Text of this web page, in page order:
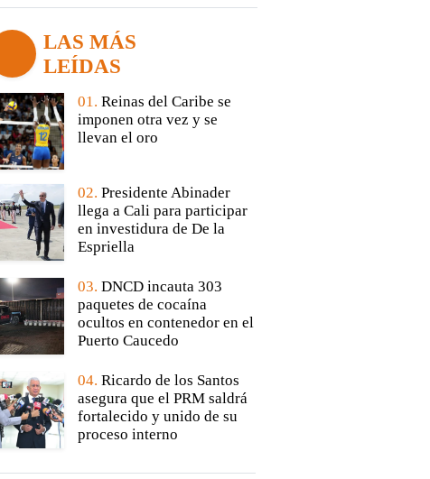
LAS MÁS
LEÍDAS
01. Reinas del Caribe se
imponen otra vez y se
llevan el oro
02. Presidente Abinader
llega a Cali para participar
en investidura de De la
Espriella
03. DNCD incauta 303
paquetes de cocaína
ocultos en contenedor en el
Puerto Caucedo
04. Ricardo de los Santos
asegura que el PRM saldrá
fortalecido y unido de su
proceso interno